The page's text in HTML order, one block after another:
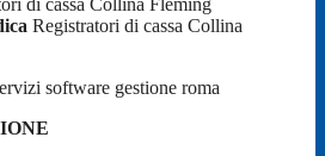
Registratori di cassa Collina